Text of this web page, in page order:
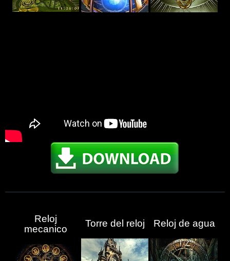
Reloj
mecanico
Torre del reloj Reloj de agua